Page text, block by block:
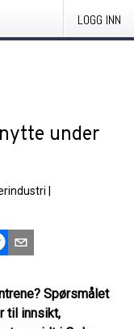
LOGG INN
under
Spørsmålet
til innsikt,